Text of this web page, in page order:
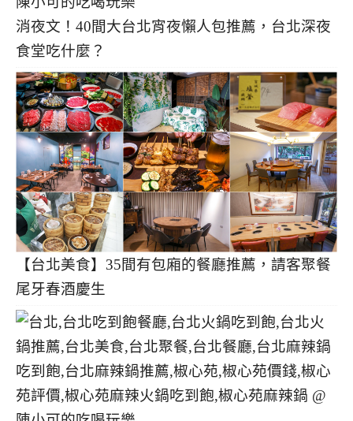
消夜文！40間大台北宵夜懶人包推薦，台北深夜
食堂吃什麼？
【台北美食】35間有包廂的餐廳推薦，請客聚餐
尾牙春酒慶生